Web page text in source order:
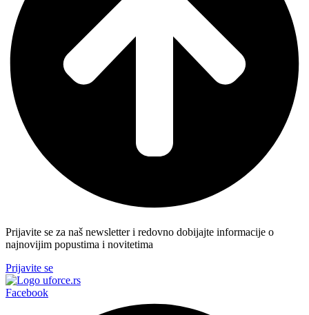
Prijavite se za naš newsletter i redovno dobijajte informacije o
najnovijim popustima i novitetima
Prijavite se
Facebook